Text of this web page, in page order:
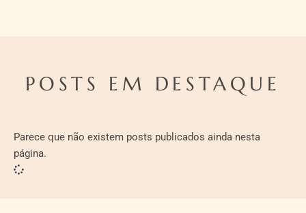
POSTS EM DESTAQUE
Parece que não existem posts publicados ainda nesta
página.